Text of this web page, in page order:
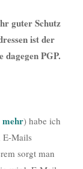
guter Schutz
ist der
PGP.
) habe ich
E-Mails
sorgt man